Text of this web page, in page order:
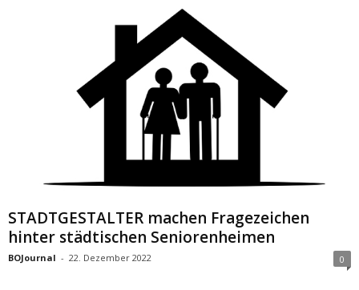
STADTGESTALTER machen Fragezeichen
hinter städtischen Seniorenheimen
BOJournal - 22. Dezember 2022 0